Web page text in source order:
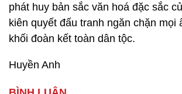
phát huy bản sắc văn hoá đặc sắc
kiên quyết đấu tranh ngăn chặn mọi
khối đoàn kết toàn dân tộc.
Huyền Anh